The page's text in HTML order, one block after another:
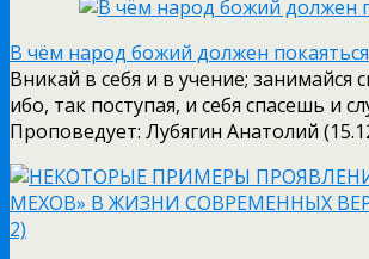
В чём народ божий должен покаяться
Вникай в себя и в учение; занимайся
ибо, так поступая, и себя спасешь и
Проповедует: Лубягин Анатолий